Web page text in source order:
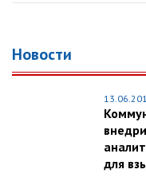
Новости
для